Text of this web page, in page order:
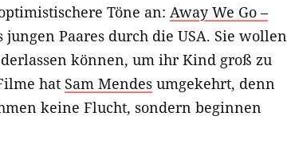
Töne an: Away We Go –
Paares durch die USA. Sie wollen
können, um ihr Kind groß zu
hat Sam Mendes umgekehrt, denn
keine Flucht, sondern beginnen